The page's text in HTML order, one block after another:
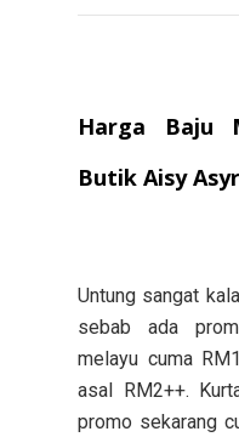
Harga Baju
Butik Aisy
Untung sangat
sebab ada
melayu cuma
asal RM2++.
promo sekarang